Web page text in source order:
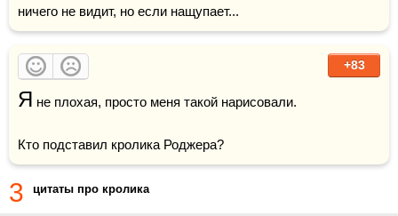
ничего не видит, но если нащупает...
+83
Я не плохая, просто меня такой нарисовали.
Кто подставил кролика Роджера?
3 цитаты про кролика